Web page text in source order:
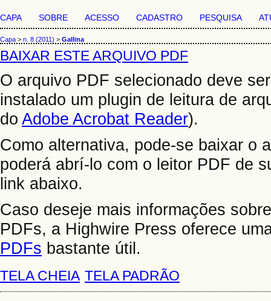
CAPA SOBRE ACESSO CADASTRO PESQUISA
Capa > n. 8 (2011) > Gallina
BAIXAR ESTE ARQUIVO PDF
O arquivo PDF selecionado deve
instalado um plugin de leitura de
do Adobe Acrobat Reader).
Como alternativa, pode-se baixar o
poderá abrí-lo com o leitor PDF de
link abaixo.
Caso deseje mais informações
PDFs, a Highwire Press oferece
PDFs bastante útil.
TELA CHEIA TELA PADRÃO